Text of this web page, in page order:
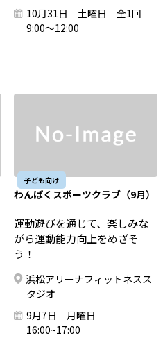
10月31日 土曜日 全1回
9:00～12:00
子ども向け
わんぱくスポーツクラブ（9月）
運動遊びを通じて、楽しみな
がら運動能力向上をめざそ
う！
浜松アリーナフィットネスス
タジオ
9月7日 月曜日
16:00~17:00